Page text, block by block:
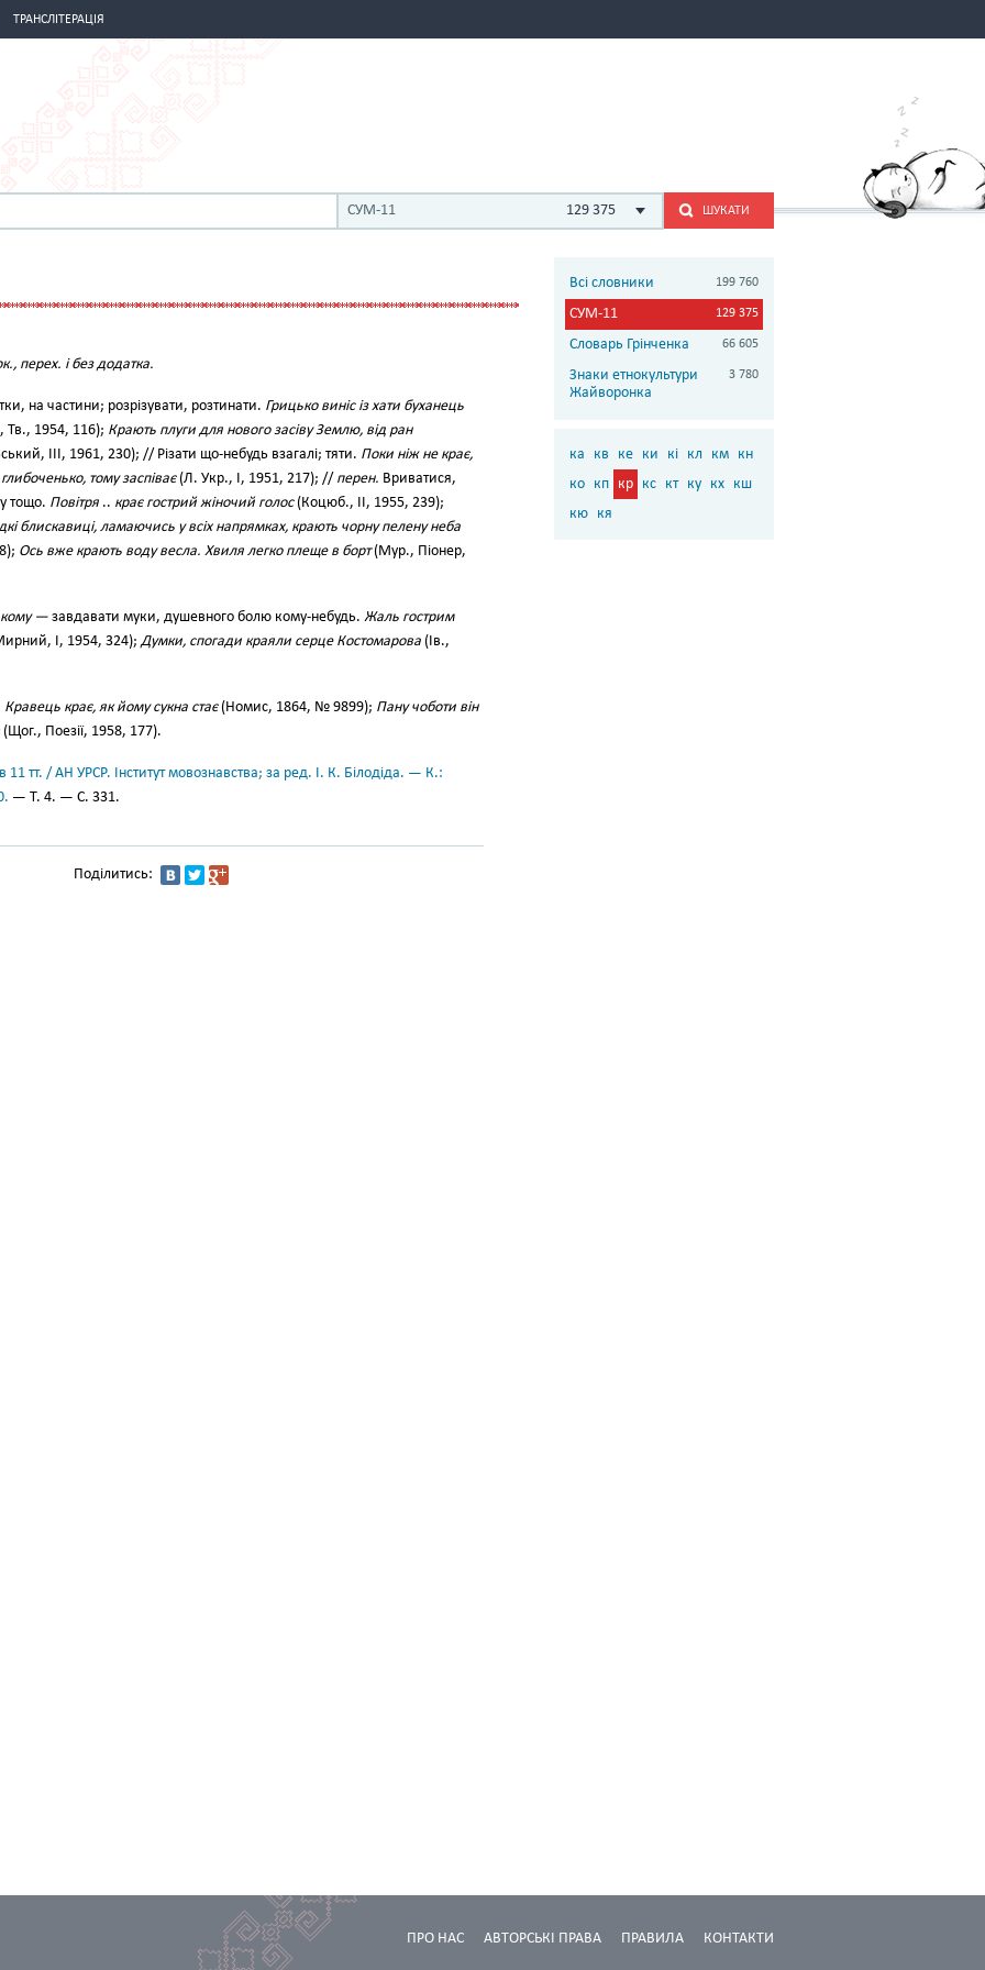
ТРАНСЛІТЕРАЦІЯ
СУМ-11 129 375 ШУКАТИ
перех. і без додатка.
на частини; розрізувати, розтинати. Грицько виніс із хати буханець
1954, 116); Крають плуги для нового засіву Землю, від ран
III, 1961, 230); // Різати що-небудь взагалі; тяти. Поки ніж не крає,
тому заспіває(Л. Укр., І, 1951, 217); // перен. Вриватися,
тощо. Повітря .. крає гострий жіночий голос(Коцюб., II, 1955, 239);
блискавиці, ламаючись у всіх напрямках, крають чорну пелену неба
Ось вже крають воду весла. Хвиля легко плеще в борт(Мур., Піонер,
кому — завдавати муки, душевного болю кому-небудь. Жаль гострим
І, 1954, 324);Думки, спогади краяли серце Костомарова (Ів.,
Кравець крає, як йому сукна стає(Номис, 1864, № 9899); Пану чоботи він
(Щог., Поезії, 1958, 177).
11 тт. / АН УРСР. Інститут мовознавства; за ред. І. К. Білодіда. — К.:
— Т. 4. — С. 331.
Поділитись:
Всі словники 199 760
СУМ-11 129 375
Словарь Грінченка 66 605
Знаки етнокультури
Жайворонка
3 780
ка кв ке ки кі кл км кн
ко кп кр кс кт ку кх кш
кю кя
КОНТАКТИ
ПРАВИЛА
АВТОРСЬКІ ПРАВА
ПРО НАС